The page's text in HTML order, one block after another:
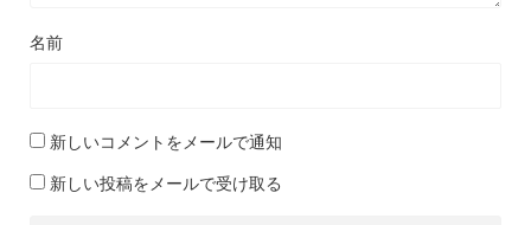
名前
新しいコメントをメールで通知
新しい投稿をメールで受け取る